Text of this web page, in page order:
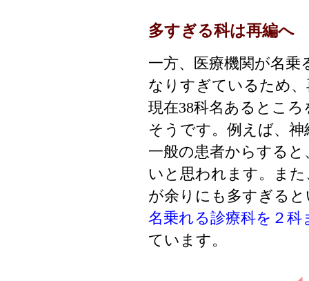
多すぎる科は再編へ
一方、医療機関が名
なりすぎているため
現在38科名あるとこ
そうです。例えば、
一般の患者からする
いと思われます。ま
が余りにも多すぎる
名乗れる診療科を２
ています。